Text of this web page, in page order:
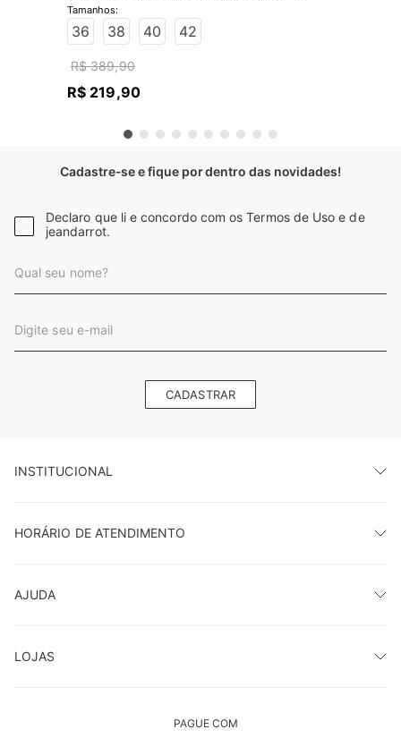
JEANS CLARO
36 38 40 42
R$ 389,90
R$ 219,90
Cadastre-se e fique por dentro das novidades!
Declaro que li e concordo com os Termos de Uso e de
jeandarrot.
CADASTRAR
INSTITUCIONAL
HORÁRIO DE ATENDIMENTO
AJUDA
LOJAS
PAGUE COM